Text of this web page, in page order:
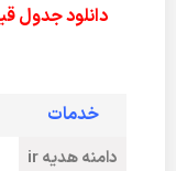
خدمات
دامنه هدیه ir